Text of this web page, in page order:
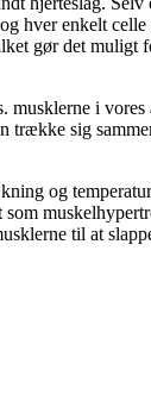
hver enkelt
gør det muligt
i
trække sig
og
som
til at